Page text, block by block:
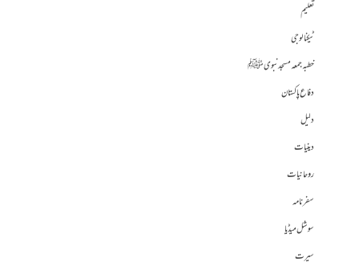
تعلیم
ٹیکنالوجی
خطبہ جمعہ مسجد نبوی ﷺ
دفاع پاکستان
دلیل
دینیات
روحانیات
سفرنامہ
سوشل میڈیا
سیرت